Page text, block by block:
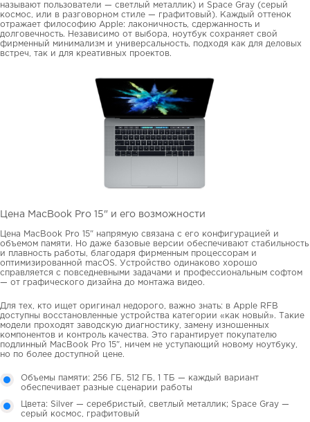
называют пользователи — светлый металлик) и Space Gray (серый
космос, или в разговорном стиле — графитовый). Каждый оттенок
отражает философию Apple: лаконичность, сдержанность и
долговечность. Независимо от выбора, ноутбук сохраняет свой
фирменный минимализм и универсальность, подходя как для деловых
встреч, так и для креативных проектов.
Цена MacBook Pro 15" и его возможности
Цена MacBook Pro 15" напрямую связана с его конфигурацией и
объемом памяти. Но даже базовые версии обеспечивают стабильность
и плавность работы, благодаря фирменным процессорам и
оптимизированной macOS. Устройство одинаково хорошо
справляется с повседневными задачами и профессиональным софтом
— от графического дизайна до монтажа видео.
Для тех, кто ищет оригинал недорого, важно знать: в Apple RFB
доступны восстановленные устройства категории «как новый». Такие
модели проходят заводскую диагностику, замену изношенных
компонентов и контроль качества. Это гарантирует покупателю
подлинный MacBook Pro 15", ничем не уступающий новому ноутбуку,
но по более доступной цене.
Объемы памяти: 256 ГБ, 512 ГБ, 1 ТБ — каждый вариант
обеспечивает разные сценарии работы
Цвета: Silver — серебристый, светлый металлик; Space Gray —
серый космос, графитовый